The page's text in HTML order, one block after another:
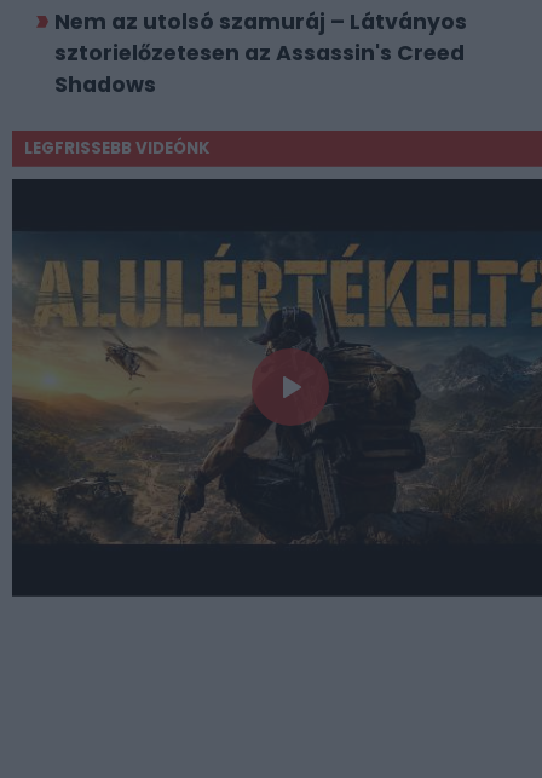
Nem az utolsó szamuráj – Látványos
sztorielőzetesen az Assassin's Creed
Shadows
LEGFRISSEBB VIDEÓNK